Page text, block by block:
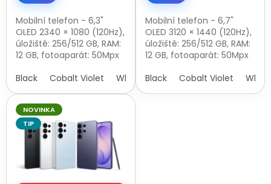
Mobilní telefon - 6,3"
OLED 2340 × 1080 (120Hz),
úložiště: 256/512 GB, RAM:
12 GB, fotoaparát: 50Mpx
širokoúhlý + 10Mpx
přední, CPU:...
Black Cobalt Violet White Sky Blue
Mobilní telefon - 6,7"
OLED 3120 × 1440 (120Hz),
úložiště: 256/512 GB, RAM:
12 GB, fotoaparát: 50Mpx
širokoúhlý + 10Mpx
Black Cobalt Violet White
NOVINKA
TIP